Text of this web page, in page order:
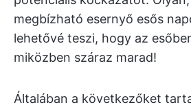
megbízható esernyő esős
lehetővé teszi, hogy az
miközben száraz marad!
Általában a következőket